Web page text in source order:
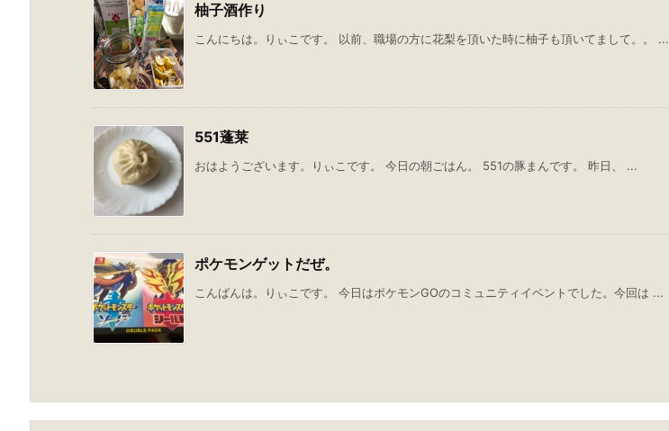
柚子酒作り
こんにちは。りぃこです。 以前、職場の方に花梨を頂いた時に柚子も頂いてまして。。 ...
551蓬莱
おはようございます。りぃこです。 今日の朝ごはん。 551の豚まんです。 昨日、 ...
ポケモンゲットだぜ。
こんばんは。りぃこです。 今日はポケモンGOのコミュニティイベントでした。今回は ...